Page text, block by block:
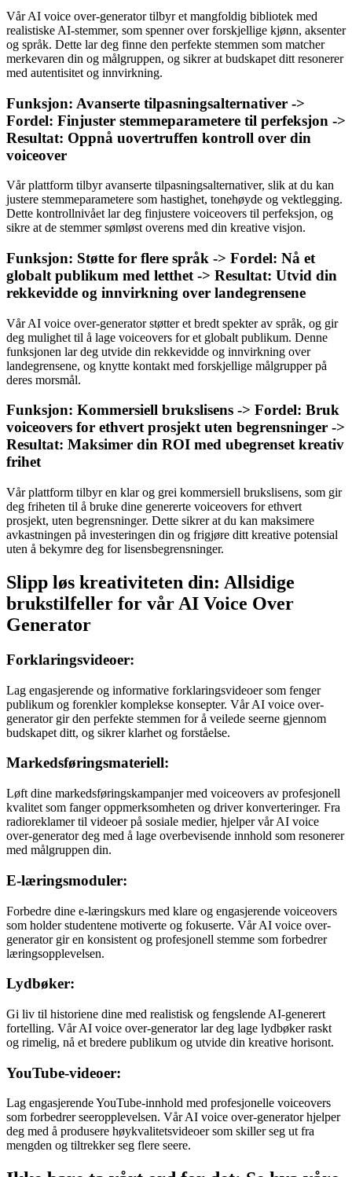
Vår AI voice over-generator tilbyr et mangfoldig bibliotek med
realistiske AI-stemmer, som spenner over forskjellige kjønn, aksenter
og språk. Dette lar deg finne den perfekte stemmen som matcher
merkevaren din og målgruppen, og sikrer at budskapet ditt resonerer
med autentisitet og innvirkning.
Funksjon: Avanserte tilpasningsalternativer ->
Fordel: Finjuster stemmeparametere til perfeksjon ->
Resultat: Oppnå uovertruffen kontroll over din
voiceover
Vår plattform tilbyr avanserte tilpasningsalternativer, slik at du kan
justere stemmeparametere som hastighet, tonehøyde og vektlegging.
Dette kontrollnivået lar deg finjustere voiceovers til perfeksjon, og
sikre at de stemmer sømløst overens med din kreative visjon.
Funksjon: Støtte for flere språk -> Fordel: Nå et
globalt publikum med letthet -> Resultat: Utvid din
rekkevidde og innvirkning over landegrensene
Vår AI voice over-generator støtter et bredt spekter av språk, og gir
deg mulighet til å lage voiceovers for et globalt publikum. Denne
funksjonen lar deg utvide din rekkevidde og innvirkning over
landegrensene, og knytte kontakt med forskjellige målgrupper på
deres morsmål.
Funksjon: Kommersiell brukslisens -> Fordel: Bruk
voiceovers for ethvert prosjekt uten begrensninger ->
Resultat: Maksimer din ROI med ubegrenset kreativ
frihet
Vår plattform tilbyr en klar og grei kommersiell brukslisens, som gir
deg friheten til å bruke dine genererte voiceovers for ethvert
prosjekt, uten begrensninger. Dette sikrer at du kan maksimere
avkastningen på investeringen din og frigjøre ditt kreative potensial
uten å bekymre deg for lisensbegrensninger.
Slipp løs kreativiteten din: Allsidige
brukstilfeller for vår AI Voice Over
Generator
Forklaringsvideoer:
Lag engasjerende og informative forklaringsvideoer som fenger
publikum og forenkler komplekse konsepter. Vår AI voice over-
generator gir den perfekte stemmen for å veilede seerne gjennom
budskapet ditt, og sikrer klarhet og forståelse.
Markedsføringsmateriell:
Løft dine markedsføringskampanjer med voiceovers av profesjonell
kvalitet som fanger oppmerksomheten og driver konverteringer. Fra
radioreklamer til videoer på sosiale medier, hjelper vår AI voice
over-generator deg med å lage overbevisende innhold som resonerer
med målgruppen din.
E-læringsmoduler:
Forbedre dine e-læringskurs med klare og engasjerende voiceovers
som holder studentene motiverte og fokuserte. Vår AI voice over-
generator gir en konsistent og profesjonell stemme som forbedrer
læringsopplevelsen.
Lydbøker:
Gi liv til historiene dine med realistisk og fengslende AI-generert
fortelling. Vår AI voice over-generator lar deg lage lydbøker raskt
og rimelig, nå et bredere publikum og utvide din kreative horisont.
YouTube-videoer:
Lag engasjerende YouTube-innhold med profesjonelle voiceovers
som forbedrer seeropplevelsen. Vår AI voice over-generator hjelper
deg med å produsere høykvalitetsvideoer som skiller seg ut fra
mengden og tiltrekker seg flere seere.